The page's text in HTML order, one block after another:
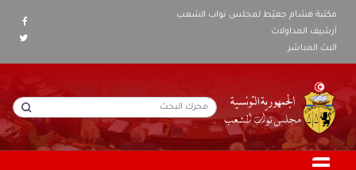
مكتبة هشام جعيّط لمجلس نواب الشعب
أرشيف المداولات
البث المباشر